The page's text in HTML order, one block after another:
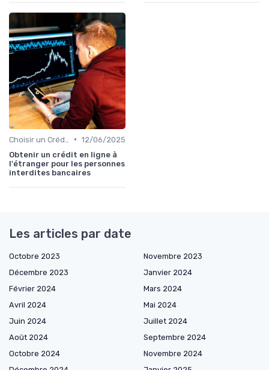
• 12/06/2025
Obtenir un crédit en ligne à
l'étranger pour les personnes
interdites bancaires
Les articles par date
Octobre 2023
Novembre 2023
Décembre 2023
Janvier 2024
Février 2024
Mars 2024
Avril 2024
Mai 2024
Juin 2024
Juillet 2024
Août 2024
Septembre 2024
Octobre 2024
Novembre 2024